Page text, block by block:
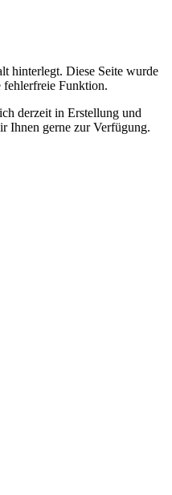
hinterlegt. Diese Seite wurde
fehlerfreie Funktion.
derzeit in Erstellung und
Ihnen gerne zur Verfügung.